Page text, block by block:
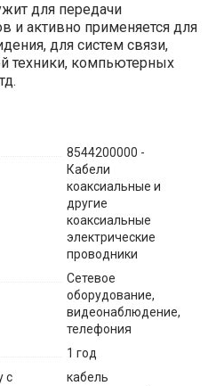
для передачи
и активно применяется для
для систем связи,
техники, компьютерных
8544200000 -
Кабели
коаксиальные и
другие
коаксиальные
электрические
проводники
Сетевое
оборудование,
видеонаблюдение,
телефония
1 год
с
кабель